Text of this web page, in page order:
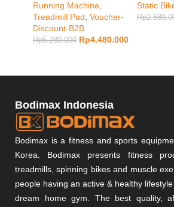
Running Machine
Treadmill Pad Voucher-
Discount-B2B
Rp5.280.000 Rp4.480.000
Static
Rp
Bodimax Indonesia
Bodimax is a fitness and sports
Korea. Bodimax presents fitness
treadmills, spinning bikes and muscle
people having an active & healthy
dream home gym. The best quality,